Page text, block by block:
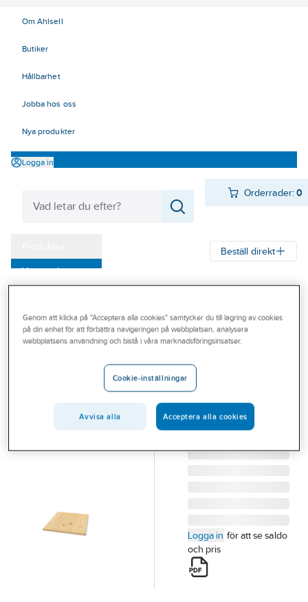
Om Ahlsell
Butiker
Hållbarhet
Jobba hos oss
Nya produkter
Logga in
Orderrader:0
Varumärken
Outlet
Branscher
Beställ direkt
Råspontlucka
23X540MM
RÅSPONTLUCKA
23X540MM L3.6M
C14
Artikelnummer:
Logga in för att se saldo
och pris
Genom att klicka på "Acceptera alla cookies" samtycker du till lagring av cookies
på din enhet för att förbättra navigeringen på webbplatsen, analysera
webbplatsens användning och bistå i våra marknadsföringsinsatser.
Cookie-inställningar
Avvisa alla Acceptera alla cookies